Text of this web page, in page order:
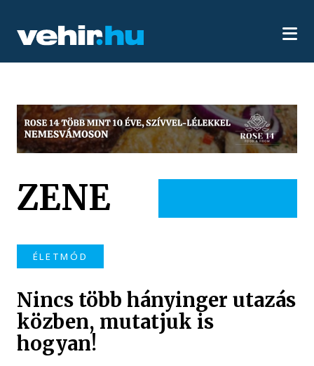
ZENE
ÉLETMÓD
Nincs több hányinger utazás
közben, mutatjuk is
hogyan!